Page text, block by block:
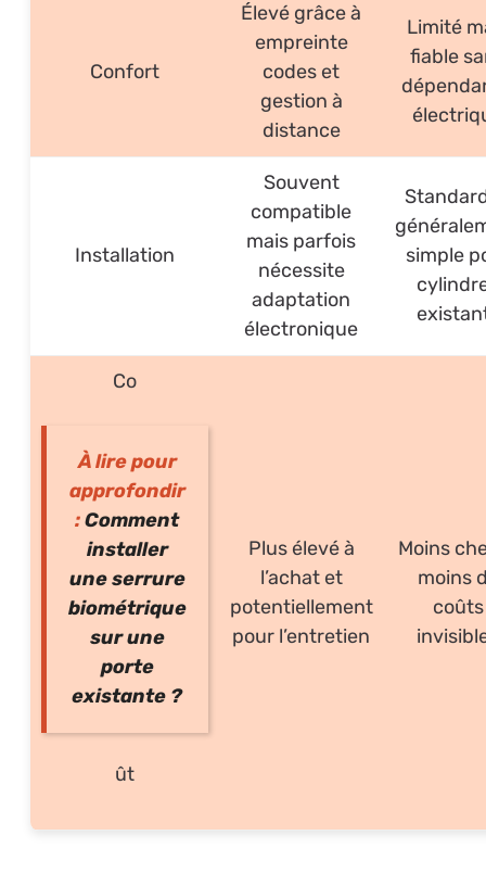
Confort
Élevé grâce à
empreinte
codes et
gestion à
distance
Limité
fiable
Installation
Souvent
compatible
mais parfois
nécessite
adaptation
électronique
simple
Co
À lire pour
approfondir
:Comment
installer
une serrure
biométrique
sur une
porte
existante ?
ût
Plus élevé à
l’achat et
potentiellement
pour l’entretien
Moins
moins
coûts